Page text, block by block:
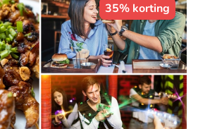
35% korting